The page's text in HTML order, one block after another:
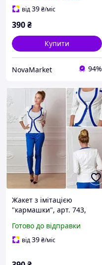
від39₴/міс
390₴
Купити
NovaMarket 94%
Жакет з імітацією
"кармашки", арт. 743,
оконтовка
Готово до відправки
від39₴/міс